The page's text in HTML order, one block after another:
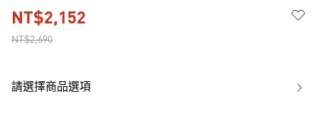
NT$2,690
NT$2,152
請選擇商品選項